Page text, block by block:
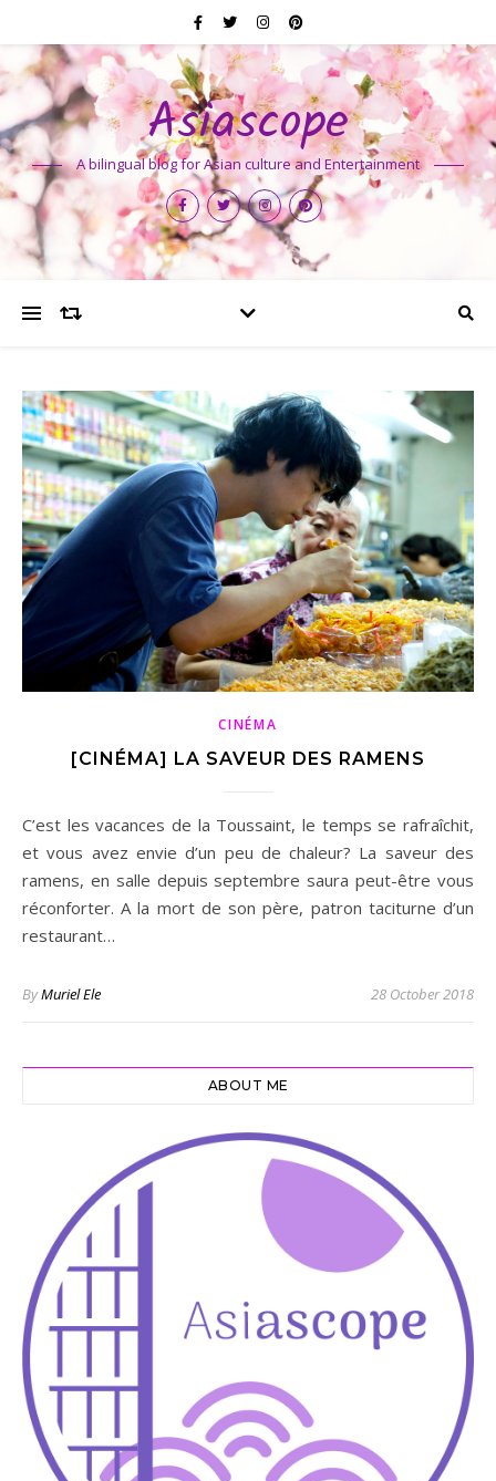
Asiascope
A bilingual blog for Asian culture and Entertainment
CINÉMA
[CINÉMA] LA SAVEUR DES RAMENS
C’est les vacances de la Toussaint, le temps se rafraîchit,
et vous avez envie d’un peu de chaleur? La saveur des
ramens, en salle depuis septembre saura peut-être vous
réconforter. A la mort de son père, patron taciturne d’un
restaurant…
ByMuriel Ele 28 October 2018
ABOUT ME